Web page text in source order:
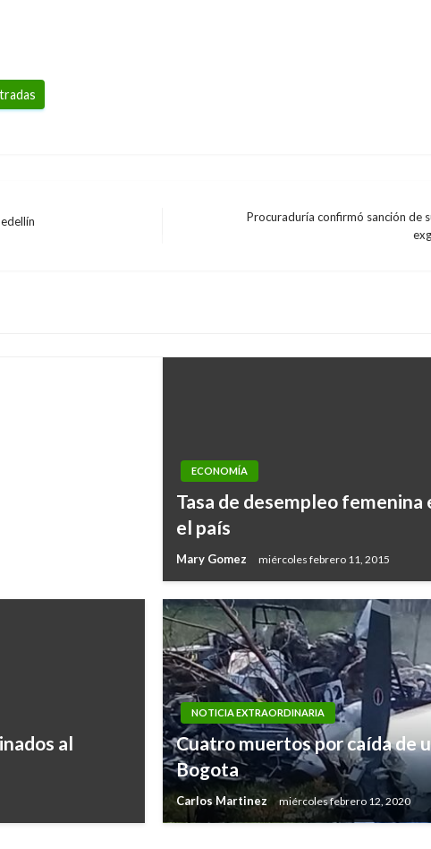
Procuraduría confirmó sanción de
ECONOMÍA
Tasa de desempleo femenina
el país
Mary Gomez miércoles febrero 11, 2015
al
NOTICIA EXTRAORDINARIA
Cuatro muertos por caída de
Bogota
Carlos Martinez miércoles febrero 12, 2020